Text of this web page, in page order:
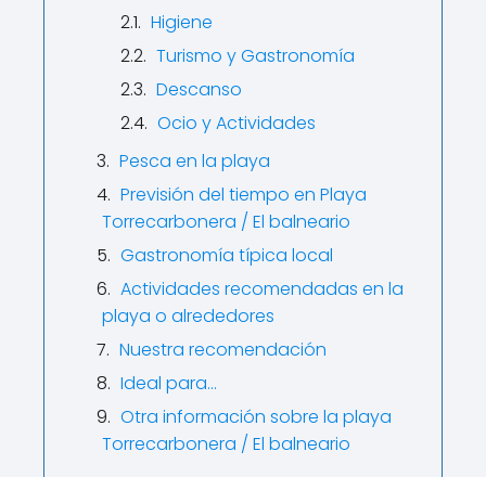
Higiene
Turismo y Gastronomía
Descanso
Ocio y Actividades
Pesca en la playa
Previsión del tiempo en Playa
Torrecarbonera / El balneario
Gastronomía típica local
Actividades recomendadas en la
playa o alrededores
Nuestra recomendación
Ideal para…
Otra información sobre la playa
Torrecarbonera / El balneario